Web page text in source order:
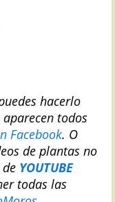
hacerlo
aparecen todos
Facebook. O
de plantas no
YOUTUBE
todas las